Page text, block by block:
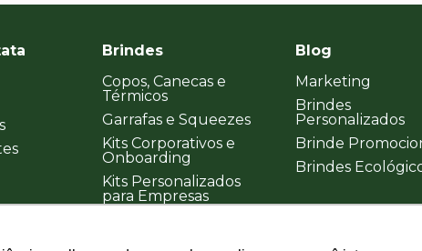
Brindes
Copos, Canecas e
Térmicos
Garrafas e Squeezes
Kits Corporativos e
Onboarding
Kits Personalizados
para Empresas
Blog
Marketing
Brindes
Personalizados
Brinde
Brindes